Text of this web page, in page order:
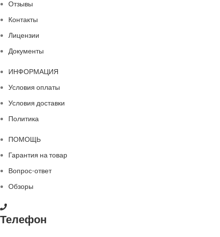
Отзывы
Контакты
Лицензии
Документы
ИНФОРМАЦИЯ
Условия оплаты
Условия доставки
Политика
ПОМОЩЬ
Гарантия на товар
Вопрос-ответ
Обзоры
Телефон